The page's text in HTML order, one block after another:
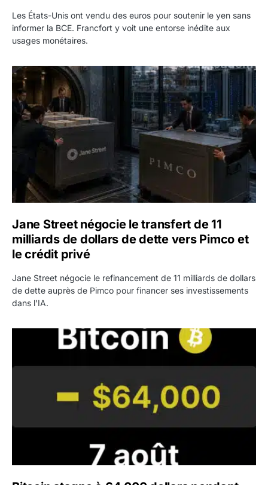
Les États-Unis ont vendu des euros pour soutenir le yen sans
informer la BCE. Francfort y voit une entorse inédite aux
usages monétaires.
Jane Street négocie le transfert de 11 milliards de
Jane Street négocie le transfert de 11
milliards de dollars de dette vers Pimco et
le crédit privé
Jane Street négocie le refinancement de 11 milliards de dollars
de dette auprès de Pimco pour financer ses investissements
dans l'IA.
Bitcoin stagne à 64 000 dollars pendant que les